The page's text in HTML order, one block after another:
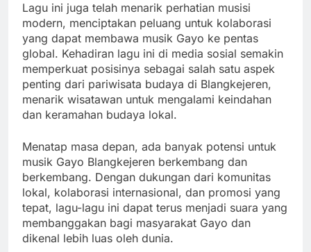
Lagu ini juga telah menarik perhatian musisi
modern, menciptakan peluang untuk kolaborasi
yang dapat membawa musik Gayo ke pentas
global. Kehadiran lagu ini di media sosial semakin
memperkuat posisinya sebagai salah satu aspek
penting dari pariwisata budaya di Blangkejeren,
menarik wisatawan untuk mengalami keindahan
dan keramahan budaya lokal.
Menatap masa depan, ada banyak potensi untuk
musik Gayo Blangkejeren berkembang dan
berkembang. Dengan dukungan dari komunitas
lokal, kolaborasi internasional, dan promosi yang
tepat, lagu-lagu ini dapat terus menjadi suara yang
membanggakan bagi masyarakat Gayo dan
dikenal lebih luas oleh dunia.